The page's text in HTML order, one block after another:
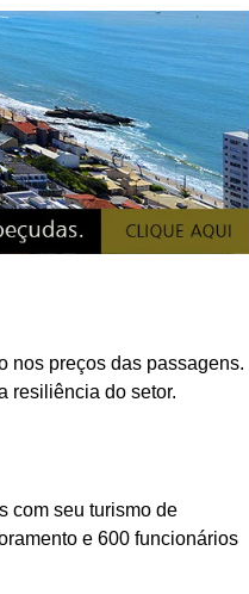
nos preços das passagens.
resiliência do setor.
com seu turismo de
e 600 funcionários